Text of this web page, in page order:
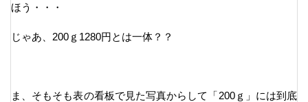
ほう・・・
じゃあ、200ｇ1280円とは一体？？
ま、そもそも表の看板で見た写真からして「200ｇ」には到底